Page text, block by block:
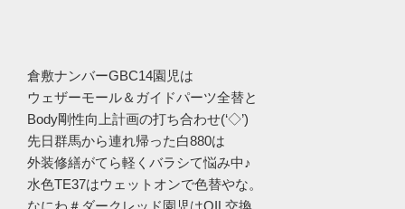
倉敷ナンバーGBC14園児は
ウェザーモール＆ガイドパーツ全替と
Body剛性向上計画の打ち合わせ(‘◇’)ゞ
先日群馬から連れ帰った白880は
外装修繕がてら軽くバラシて悩み中♪
水色TE37はウェットオンで色替やな。